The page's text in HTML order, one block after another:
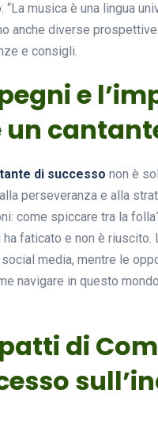
musica è una lingua
anche diverse
e consigli.
e
di successo non è
perseveranza e alla
come spiccare tra la
faticato e non è
media, mentre le
navigare in questo
di